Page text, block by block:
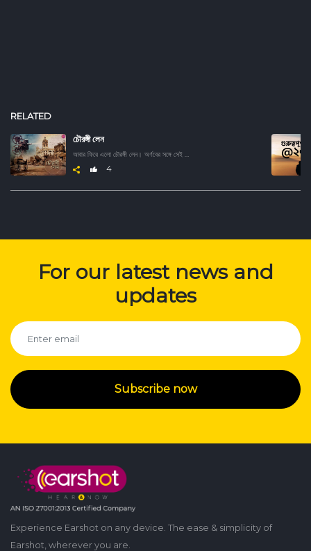
RELATED
চৌরঙ্গী লেন
4
For our latest news and
updates
Subscribe now
Experience Earshot on any device. The ease & simplicity of
Earshot, wherever you are.